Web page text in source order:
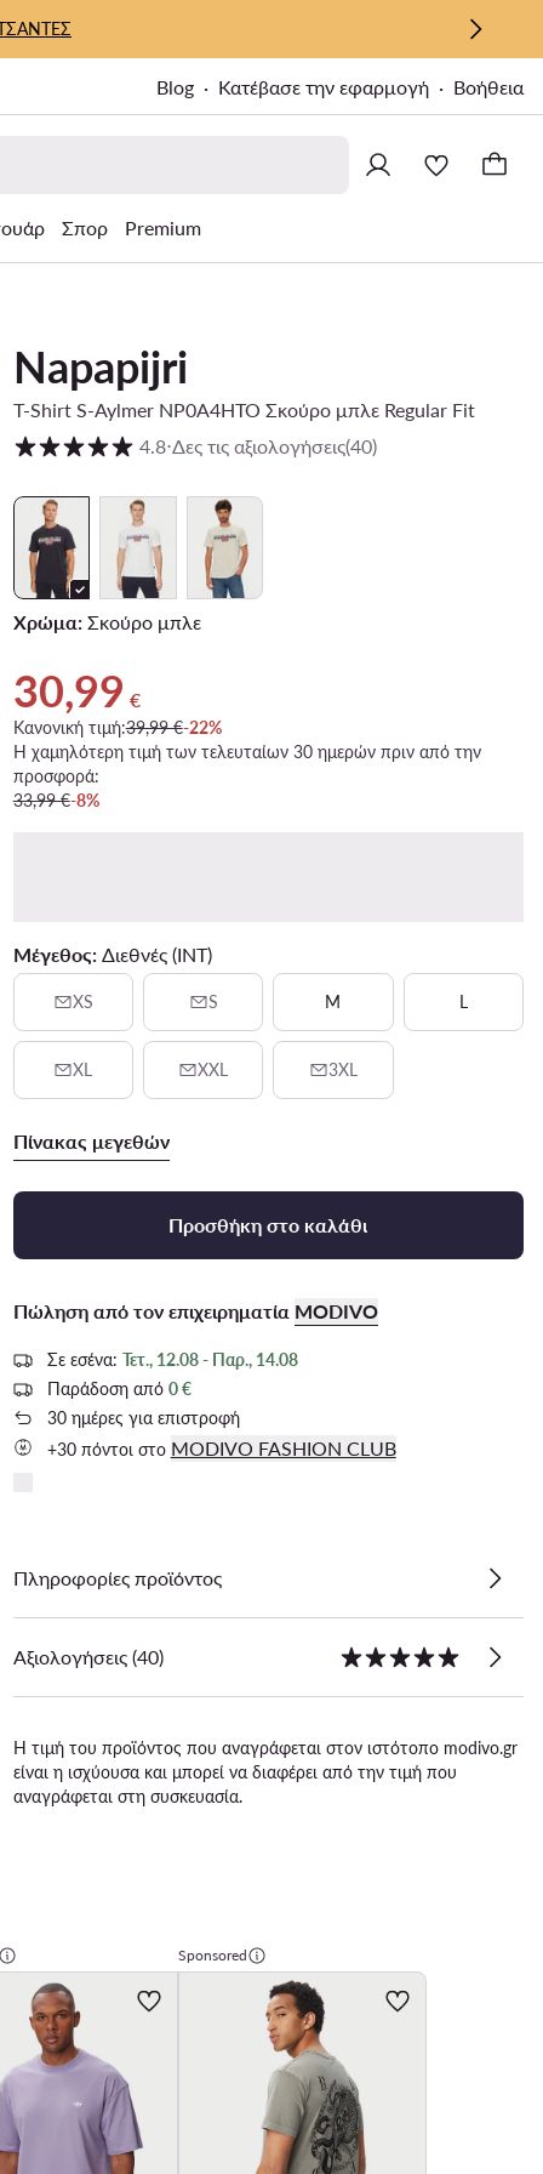
Blog Κατέβασε την εφαρμογή Βοήθεια
Σπορ Premium
Napapijri
T-Shirt S-Aylmer NP0A4HTO Σκούρο μπλε Regular Fit
Βαθμολογία πελατών σε κλίμακα 1 έως 5
4.8⋅Δες τις αξιολογήσεις(40)
Χρώμα:Σκούρο μπλε
Τρέχουσα τιμή 30,99 €
30,99 €
Κανονική τιμή:39,99 €-22%
Η χαμηλότερη τιμή των τελευταίων 30 ημερών πριν από την
προσφορά:
33,99 €-8%
Μέγεθος: Διεθνές (INT)
XS S M L
XL XXL 3XL
Πίνακας μεγεθών
Προσθήκη στο καλάθι
Πώληση από τον επιχειρηματία MODIVO
Σε εσένα: Τετ., 12.08 - Παρ., 14.08
Παράδοση από 0 €
30 ημέρες για επιστροφή
+30 πόντοι στο MODIVO FASHION CLUB
Πληροφορίες προϊόντος
Αξιολογήσεις (40)
Η τιμή του προϊόντος που αναγράφεται στον ιστότοπο modivo.gr
είναι η ισχύουσα και μπορεί να διαφέρει από την τιμή που
αναγράφεται στη συσκευασία.
Sponsored